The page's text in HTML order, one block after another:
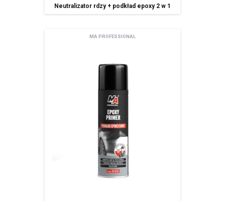
Neutralizator rdzy + podkład epoxy 2 w 1
MA PROFESSIONAL